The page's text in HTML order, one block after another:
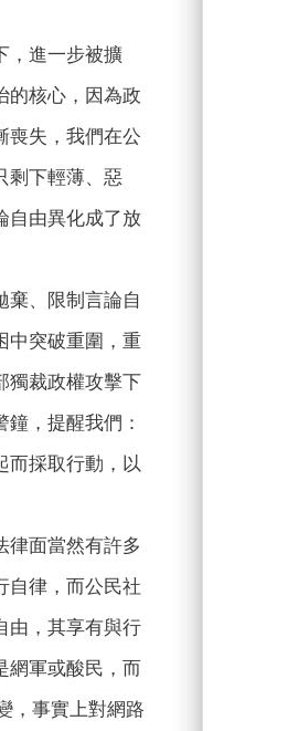
，進一步被擴
的核心，因為政
喪失，我們在公
剩下輕薄、惡
自由異化成了放
棄、限制言論自
中突破重圍，重
獨裁政權攻擊下
，提醒我們：
而採取行動，以
律面當然有許多
自律，而公民社
由，其享有與行
網軍或酸民，而
，事實上對網路